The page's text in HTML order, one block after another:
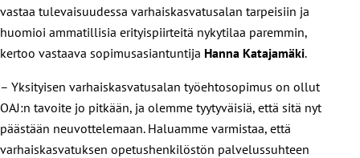
vastaa tulevaisuudessa varhaiskasvatusalan tarpeisiin ja
huomioi ammatillisia erityispiirteitä nykytilaa paremmin,
kertoo vastaava sopimusasiantuntija Hanna Katajamäki.
– Yksityisen varhaiskasvatusalan työehtosopimus on ollut
OAJ:n tavoite jo pitkään, ja olemme tyytyväisiä, että sitä nyt
päästään neuvottelemaan. Haluamme varmistaa, että
varhaiskasvatuksen opetushenkilöstön palvelussuhteen